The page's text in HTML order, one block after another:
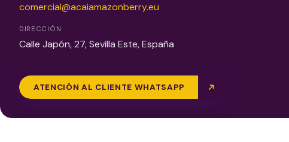
comercial@acaiamazonberry.eu
DIRECCIÓN
Calle Japón, 27, Sevilla Este, España
ATENCIÓN AL CLIENTE WHATSAPP